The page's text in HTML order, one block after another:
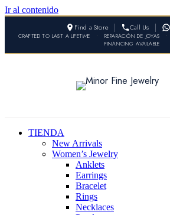
Ir al contenido
Find a Store Call Us
CRAFTED TO LAST A LIFETIME • REPARACIÓN DE JOYAS •
FINANCING AVAILABLE
TIENDA
New Arrivals
Women’s Jewelry
Anklets
Earrings
Bracelet
Rings
Necklaces